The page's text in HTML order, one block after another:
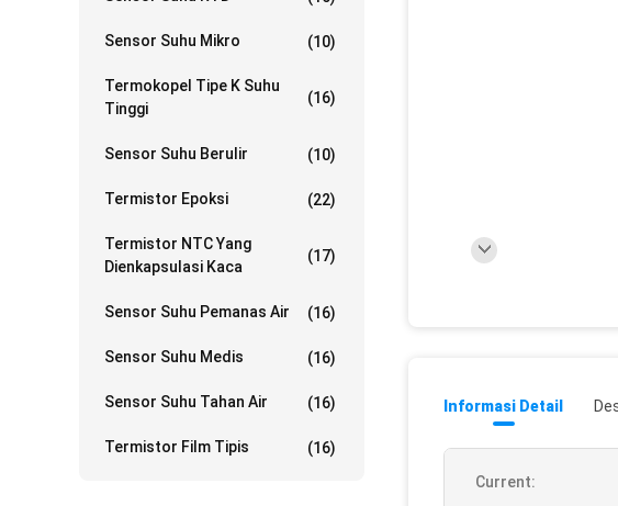
Sensor Suhu Mikro (10)
Termokopel Tipe K Suhu
Tinggi
(16)
Sensor Suhu Berulir (10)
Termistor Epoksi (22)
Termistor NTC Yang
Dienkapsulasi Kaca
(17)
Sensor Suhu Pemanas Air (16)
Sensor Suhu Medis (16)
Sensor Suhu Tahan Air (16)
Termistor Film Tipis (16)
Informasi Detail
Current: